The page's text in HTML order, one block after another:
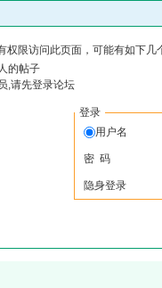
权限访问此页面，可能有如下几
的帖子
,请先登录论坛
登录
用户名
密 码
隐身登录